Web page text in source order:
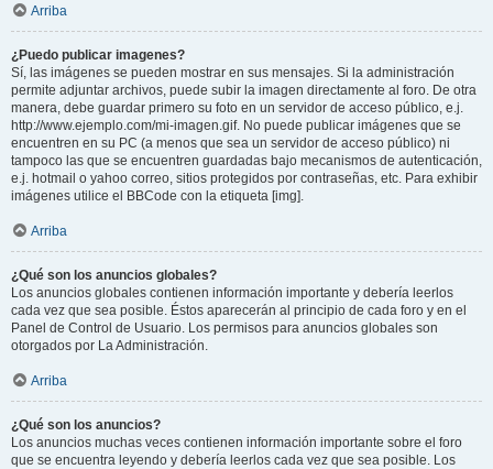
Arriba
¿Puedo publicar imagenes?
Sí, las imágenes se pueden mostrar en sus mensajes. Si la administración
permite adjuntar archivos, puede subir la imagen directamente al foro. De otra
manera, debe guardar primero su foto en un servidor de acceso público, e.j.
http://www.ejemplo.com/mi-imagen.gif. No puede publicar imágenes que se
encuentren en su PC (a menos que sea un servidor de acceso público) ni
tampoco las que se encuentren guardadas bajo mecanismos de autenticación,
e.j. hotmail o yahoo correo, sitios protegidos por contraseñas, etc. Para exhibir
imágenes utilice el BBCode con la etiqueta [img].
Arriba
¿Qué son los anuncios globales?
Los anuncios globales contienen información importante y debería leerlos
cada vez que sea posible. Éstos aparecerán al principio de cada foro y en el
Panel de Control de Usuario. Los permisos para anuncios globales son
otorgados por La Administración.
Arriba
¿Qué son los anuncios?
Los anuncios muchas veces contienen información importante sobre el foro
que se encuentra leyendo y debería leerlos cada vez que sea posible. Los